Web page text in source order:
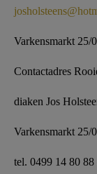
Varkensmarkt 25/
Contactadres
diaken Jos
Varkensmarkt 25/
tel. 0499 14 80 88